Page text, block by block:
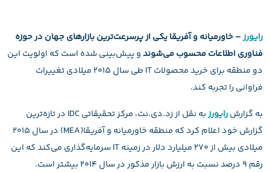
رایورز– خاورمیانه و آفریقا یکی از پرسرعت‌ترین بازارهای جهان در حوزه
فناوری اطلاعات محسوب می‌شوندو پیش‌بینی شده است که اولویت این
دو منطقه برای خرید محصولات IT طی سال ۲۰۱۵ میلادی تغییرات
فراوانی را تجربه کند.
به گزارشرایورز
به نقل از زد.دی.نت، مرکز تحقیقاتی IDC در تازه‌ترین
گزارش خود اعلام کرد که منطقه خاورمیانه و آفریقا(MEA) در سال ۲۰۱۵
میلادی بیش از ۲۷۰ میلیارد دلار در زمینه IT سرمایه‌گذاری می‌کند که این
رقم ۹ درصد نسبت به ارزش بازار مذکور در سال ۲۰۱۴ بیشتر است.